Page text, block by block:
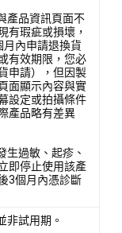
產品資訊頁面不
有瑕疵或損壞，
內申請退換貨
有效期限，您必
申請），但因製
面顯示內容與實
設定或拍攝條件
產品略有差異
生過敏、起疹、
即停止使用該產
3個月內憑診斷
非試用期。